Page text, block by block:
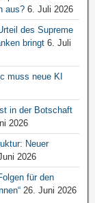
aus? 6. Juli 2026
des Supreme
bringt 6. Juli
muss neue KI
in der Botschaft
2026
Neuer
2026
für den
26. Juni 2026